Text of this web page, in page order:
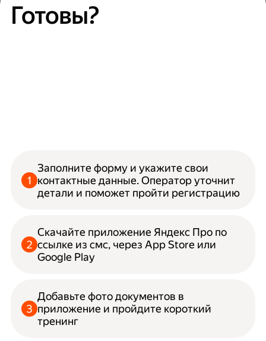
Готовы?
Заполните форму и укажите свои
контактные данные. Оператор уточнит
детали и поможет пройти регистрацию
Скачайте приложение Яндекс Про по
ссылке из смс, через App Store или
Google Play
Добавьте фото документов в
приложение и пройдите короткий
тренинг